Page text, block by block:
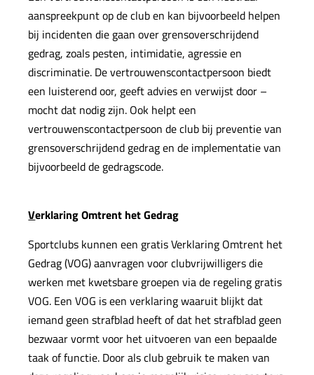
aanspreekpunt op de club en kan bijvoorbeeld helpen
bij incidenten die gaan over grensoverschrijdend
gedrag, zoals pesten, intimidatie, agressie en
discriminatie. De vertrouwenscontactpersoon biedt
een luisterend oor, geeft advies en verwijst door –
mocht dat nodig zijn. Ook helpt een
vertrouwenscontactpersoon de club bij preventie van
grensoverschrijdend gedrag en de implementatie van
bijvoorbeeld de gedragscode.
Verklaring Omtrent het Gedrag
Sportclubs kunnen een gratis Verklaring Omtrent het
Gedrag (VOG) aanvragen voor clubvrijwilligers die
werken met kwetsbare groepen via de regeling gratis
VOG. Een VOG is een verklaring waaruit blijkt dat
iemand geen strafblad heeft of dat het strafblad geen
bezwaar vormt voor het uitvoeren van een bepaalde
taak of functie. Door als club gebruik te maken van